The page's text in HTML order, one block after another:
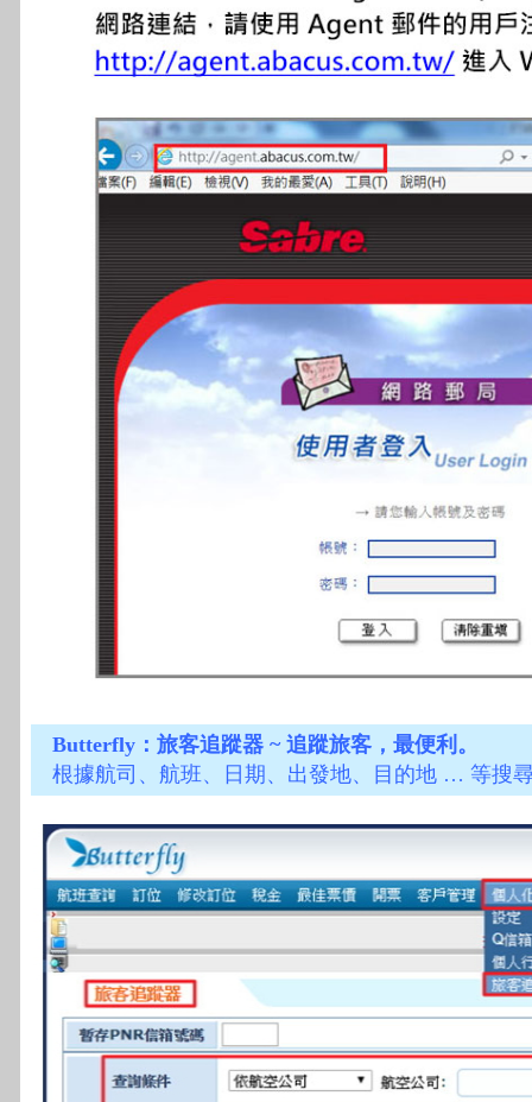
Butterfly：旅客追蹤器 ~ 追蹤旅客，最便利。
根據航司、航班、日期、出發地、目的地 … 等搜